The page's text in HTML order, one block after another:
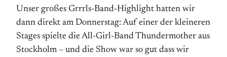
Unser großes Grrrls-Band-Highlight hatten wir
dann direkt am Donnerstag: Auf einer der kleineren
Stages spielte die All-Girl-Band Thundermother aus
Stockholm – und die Show war so gut dass wir